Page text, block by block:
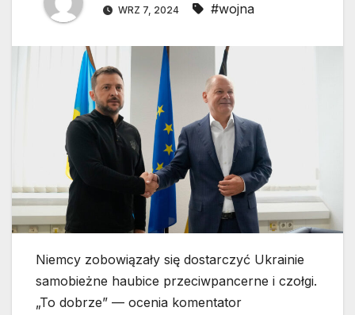
WRZ 7, 2024 #wojna
Niemcy zobowiązały się dostarczyć Ukrainie
samobieżne haubice przeciwpancerne i czołgi.
„To dobrze” — ocenia komentator